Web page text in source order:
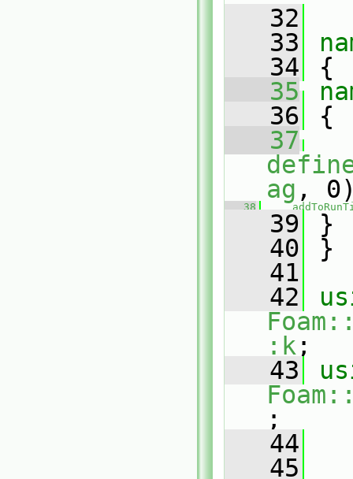
   32
   33
   34
{
   35
   36
{
   37
ag ,
   38
   39
}
   40
}
   41
   42
:k ;
   43
;
   44
   45